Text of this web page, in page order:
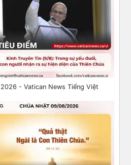
- Vatican News Tiếng Việt